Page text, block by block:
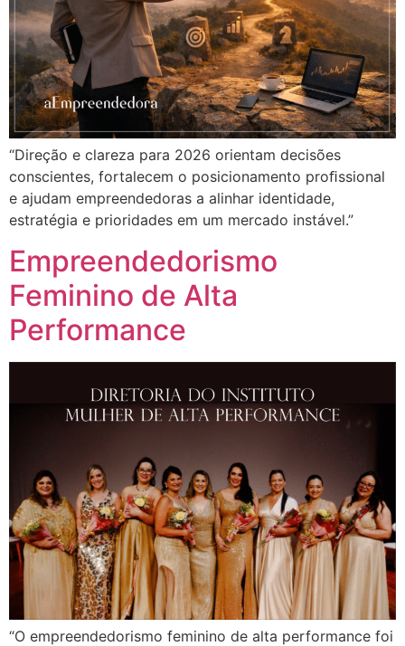
“Direção e clareza para 2026 orientam decisões
conscientes, fortalecem o posicionamento proﬁssional
e ajudam empreendedoras a alinhar identidade,
estratégia e prioridades em um mercado instável.”
Empreendedorismo
Feminino de Alta
Performance
“O empreendedorismo feminino de alta performance foi